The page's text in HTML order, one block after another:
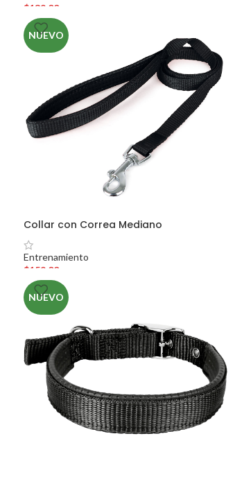
$139.00
NUEVO
Collar con Correa Mediano
Entrenamiento
$159.00
NUEVO